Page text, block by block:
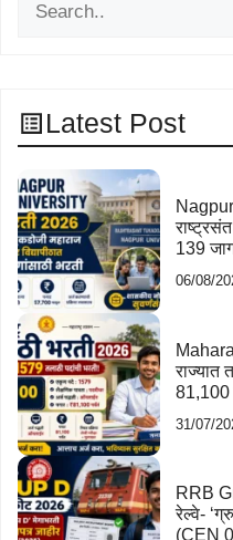
Latest Post
139
06/08/
राज्यात
81,100
31/07/
RRB
रेल्वे-
(CEN